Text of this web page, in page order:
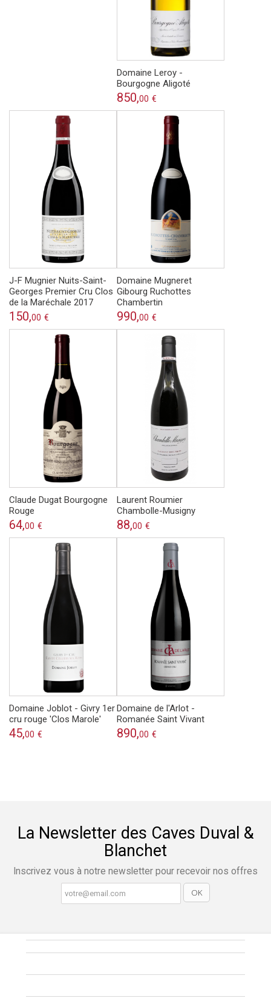
Domaine Leroy -
Bourgogne Aligoté
850,00 €
J-F Mugnier Nuits-Saint-
Georges Premier Cru Clos
de la Maréchale 2017
150,00 €
Domaine Mugneret
Gibourg Ruchottes
Chambertin
990,00 €
Claude Dugat Bourgogne
Rouge
64,00 €
Laurent Roumier
Chambolle-Musigny
88,00 €
Domaine Joblot - Givry 1er
cru rouge 'Clos Marole'
45,00 €
Domaine de l'Arlot -
Romanée Saint Vivant
890,00 €
La Newsletter des Caves Duval &
Blanchet
Inscrivez vous à notre newsletter pour recevoir nos offres